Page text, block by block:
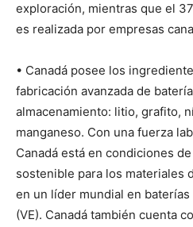
exploración, mientras que el
es realizada por empresas
• Canadá posee los
fabricación avanzada de
almacenamiento: litio, grafito,
manganeso. Con una fuerza
Canadá está en condiciones
sostenible para los materiales
en un líder mundial en
(VE). Canadá también cuenta